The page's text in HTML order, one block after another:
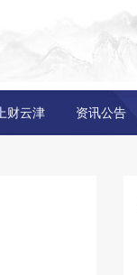
上财云津 资讯公告